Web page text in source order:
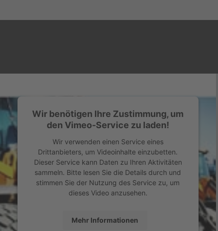
Wir benötigen Ihre Zustimmung, um
den Vimeo-Service zu laden!
Wir verwenden einen Service eines
Drittanbieters, um Videoinhalte einzubetten.
Dieser Service kann Daten zu Ihren Aktivitäten
sammeln. Bitte lesen Sie die Details durch und
stimmen Sie der Nutzung des Service zu, um
dieses Video anzusehen.
Mehr Informationen